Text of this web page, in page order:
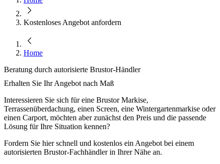
Kostenloses Angebot anfordern
Home
Beratung durch autorisierte Brustor-Händler
Erhalten Sie Ihr Angebot nach Maß
Interessieren Sie sich für eine Brustor Markise,
Terrassenüberdachung, einen Screen, eine Wintergartenmarkise oder
einen Carport, möchten aber zunächst den Preis und die passende
Lösung für Ihre Situation kennen?
Fordern Sie hier schnell und kostenlos ein Angebot bei einem
autorisierten Brustor-Fachhändler in Ihrer Nähe an.